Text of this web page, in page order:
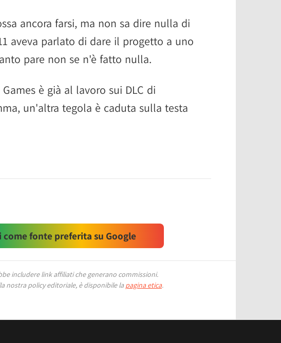
ancora farsi, ma non sa dire nulla di
aveva parlato di dare il progetto a uno
pare non se n'è fatto nulla.
è già al lavoro sui DLC di
un'altra tegola è caduta sulla testa
come fonte preferita su Google
includere link affiliati che generano commissioni.
nostra policy editoriale, è disponibile la pagina etica.